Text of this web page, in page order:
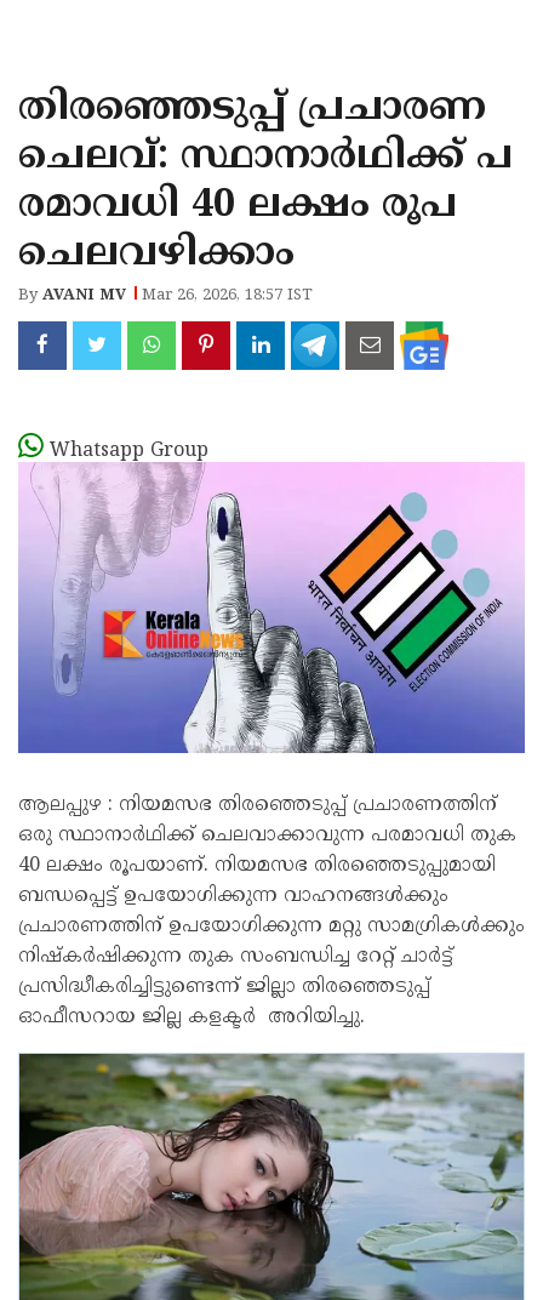
KANNUR
KASARAGOD
തിരഞ്ഞെടുപ്പ് പ്രചാരണ
ചെലവ്: സ്ഥാനാർഥിക്ക് പ
രമാവധി 40 ലക്ഷം രൂപ
ചെലവഴിക്കാം
ByAVANI MV Mar 26, 2026, 18:57 IST
Whatsapp Group
ആലപ്പുഴ : നിയമസഭ തിരഞ്ഞെടുപ്പ് പ്രചാരണത്തിന്
ഒരു സ്ഥാനാർഥിക്ക് ചെലവാക്കാവുന്ന പരമാവധി തുക
40 ലക്ഷം രൂപയാണ്. നിയമസഭ തിരഞ്ഞെടുപ്പുമായി
ബന്ധപ്പെട്ട് ഉപയോഗിക്കുന്ന വാഹനങ്ങൾക്കും
പ്രചാരണത്തിന് ഉപയോഗിക്കുന്ന മറ്റു സാമഗ്രികൾക്കും
നിഷ്‌കർഷിക്കുന്ന തുക സംബന്ധിച്ച റേറ്റ് ചാർട്ട്
പ്രസിദ്ധീകരിച്ചിട്ടുണ്ടെന്ന് ജില്ലാ തിരഞ്ഞെടുപ്പ്
ഓഫീസറായ ജില്ല കളക്ടർ അറിയിച്ചു.